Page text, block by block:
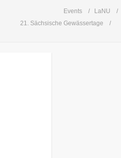
Events
LaNU
21. Sächsische Gewässertage